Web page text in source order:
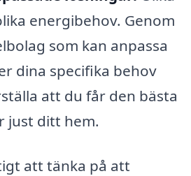
energibehov. Genom
som kan anpassa
dina specifika behov
att du får den bästa
just ditt hem.
att tänka på att